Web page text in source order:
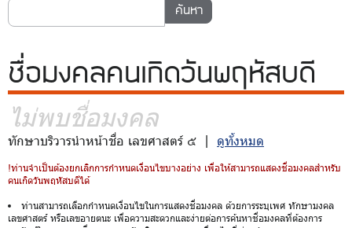
ชื่อมงคลคนเกิดวันพฤหัสบดี
ไม่พบชื่อมงคล
ทักษาบริวารนำหน้าชื่อ เลขศาสตร์ ๕ | ดูทั้งหมด
!ท่านจำเป็นต้องยกเลิกการกำหนดเงื่อนไขบางอย่าง เพื่อให้สามารถแสดงชื่อมงคลสำหรับ
คนเกิดวันพฤหัสบดีได้
ท่านสามารถเลือกกำหนดเงื่อนไขในการแสดงชื่อมงคล ด้วยการระบุเพศ ทักษามงคล
เลขศาสตร์ หรือเลขอายตนะ เพื่อความสะดวกและง่ายต่อการค้นหาชื่อมงคลที่ต้องการ